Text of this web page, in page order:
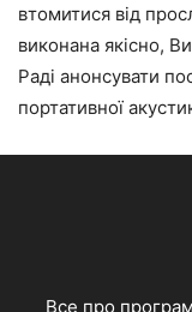
втомитися від
виконана якісно,
Раді анонсувати
портативної
Все про